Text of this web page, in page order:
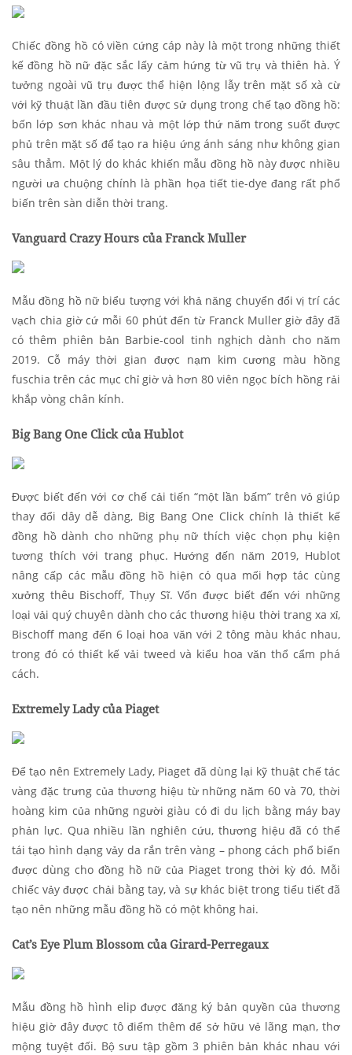
Chiếc đồng hồ có viền cứng cáp này là một trong những thiết
kế đồng hồ nữ đặc sắc lấy cảm hứng từ vũ trụ và thiên hà. Ý
tưởng ngoài vũ trụ được thể hiện lộng lẫy trên mặt số xà cừ
với kỹ thuật lần đầu tiên được sử dụng trong chế tạo đồng hồ:
bốn lớp sơn khác nhau và một lớp thứ năm trong suốt được
phủ trên mặt số để tạo ra hiệu ứng ánh sáng như không gian
sâu thẳm. Một lý do khác khiến mẫu đồng hồ này được nhiều
người ưa chuộng chính là phần họa tiết tie-dye đang rất phổ
biến trên sàn diễn thời trang.
Vanguard Crazy Hours của Franck Muller
Mẫu đồng hồ nữ biểu tượng với khả năng chuyển đổi vị trí các
vạch chia giờ cứ mỗi 60 phút đến từ Franck Muller giờ đây đã
có thêm phiên bản Barbie-cool tinh nghịch dành cho năm
2019. Cỗ máy thời gian được nạm kim cương màu hồng
fuschia trên các mục chỉ giờ và hơn 80 viên ngọc bích hồng rải
khắp vòng chân kính.
Big Bang One Click của Hublot
Được biết đến với cơ chế cải tiến “một lần bấm” trên vỏ giúp
thay đổi dây dễ dàng, Big Bang One Click chính là thiết kế
đồng hồ dành cho những phụ nữ thích việc chọn phụ kiện
tương thích với trang phục. Hướng đến năm 2019, Hublot
nâng cấp các mẫu đồng hồ hiện có qua mối hợp tác cùng
xưởng thêu Bischoff, Thụy Sĩ. Vốn được biết đến với những
loại vải quý chuyên dành cho các thương hiệu thời trang xa xỉ,
Bischoff mang đến 6 loại hoa văn với 2 tông màu khác nhau,
trong đó có thiết kế vải tweed và kiểu hoa văn thổ cẩm phá
cách.
Extremely Lady của Piaget
Để tạo nên Extremely Lady, Piaget đã dùng lại kỹ thuật chế tác
vàng đặc trưng của thương hiệu từ những năm 60 và 70, thời
hoàng kim của những người giàu có đi du lịch bằng máy bay
phản lực. Qua nhiều lần nghiên cứu, thương hiệu đã có thể
tái tạo hình dạng vảy da rắn trên vàng – phong cách phổ biến
được dùng cho đồng hồ nữ của Piaget trong thời kỳ đó. Mỗi
chiếc vảy được chải bằng tay, và sự khác biệt trong tiểu tiết đã
tạo nên những mẫu đồng hồ có một không hai.
Cat’s Eye Plum Blossom của Girard-Perregaux
Mẫu đồng hồ hình elip được đăng ký bản quyền của thương
hiệu giờ đây được tô điểm thêm để sở hữu vẻ lãng mạn, thơ
mộng tuyệt đối. Bộ sưu tập gồm 3 phiên bản khác nhau với